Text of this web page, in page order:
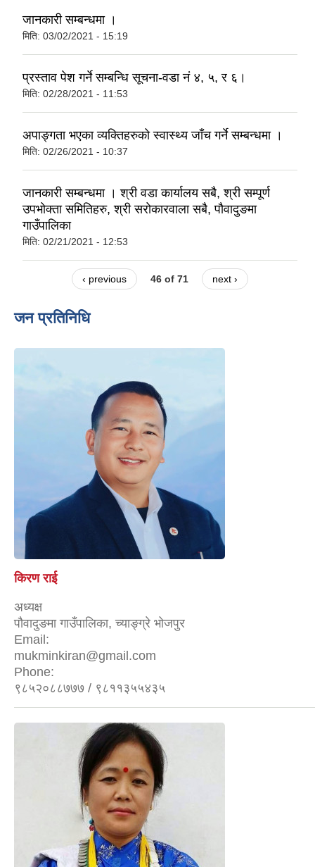
जानकारी सम्बन्धमा ।
मिति: 03/02/2021 - 15:19
प्रस्ताव पेश गर्ने सम्बन्धि सूचना-वडा नं ४, ५, र ६।
मिति: 02/28/2021 - 11:53
अपाङ्गता भएका व्यक्तिहरुको स्वास्थ्य जाँच गर्ने सम्बन्धमा ।
मिति: 02/26/2021 - 10:37
जानकारी सम्बन्धमा । श्री वडा कार्यालय सबै, श्री सम्पूर्ण
उपभोक्ता समितिहरु, श्री सरोकारवाला सबै, पौवादुङमा
गाउँपालिका
मिति: 02/21/2021 - 12:53
‹ previous 46 of 71 next ›
जन प्रतिनिधि
किरण राई
अध्यक्ष
पौवादुङमा गाउँपालिका, च्याङ्ग्रे भोजपुर
Email:
mukminkiran@gmail.com
Phone:
९८५२०८८७७७ / ९८११३५५४३५